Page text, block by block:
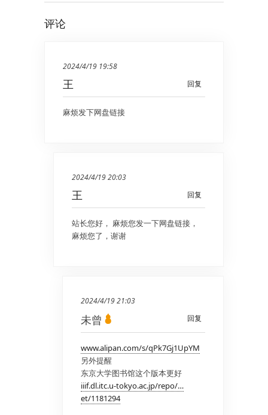
评论
2024/4/19 19:58
回复
王
麻烦发下网盘链接
2024/4/19 20:03
回复
王
站长您好， 麻烦您发一下网盘链接，
麻烦您了，谢谢
2024/4/19 21:03
回复
未曾
www.alipan.com/s/qPk7Gj1UpYM
另外提醒
东京大学图书馆这个版本更好
iiif.dl.itc.u-tokyo.ac.jp/repo/…
et/1181294